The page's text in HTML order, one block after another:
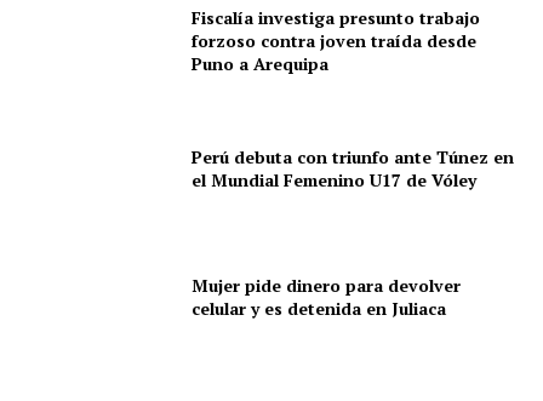
Fiscalía investiga presunto trabajo
forzoso contra joven traída desde
Puno a Arequipa
Perú debuta con triunfo ante Túnez en
el Mundial Femenino U17 de Vóley
Mujer pide dinero para devolver
celular y es detenida en Juliaca